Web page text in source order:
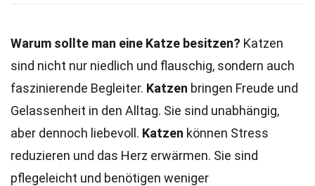
Warum sollte man eine Katze besitzen? Katzen
sind nicht nur niedlich und flauschig, sondern auch
faszinierende Begleiter. Katzen bringen Freude und
Gelassenheit in den Alltag. Sie sind unabhängig,
aber dennoch liebevoll. Katzen können Stress
reduzieren und das Herz erwärmen. Sie sind
pflegeleicht und benötigen weniger